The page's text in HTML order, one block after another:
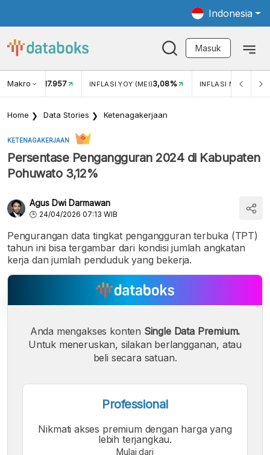
Indonesia
Masuk
Makro
USD/IDR 17.957 INFLASI YOY (MEI)3,08% INFLASI MOM (MEI)
Home Data Stories Ketenagakerjaan
KETENAGAKERJAAN
Persentase Pengangguran 2024 di Kabupaten
Pohuwato 3,12%
Agus Dwi Darmawan
24/04/2026 07:13 WIB
Pengurangan data tingkat pengangguran terbuka (TPT)
tahun ini bisa tergambar dari kondisi jumlah angkatan
kerja dan jumlah penduduk yang bekerja.
A
Font
A
Font
Sedang
A
Font
Besar
Anda mengakses konten Single Data Premium.
Untuk meneruskan, silakan berlangganan, atau
beli secara satuan.
Professional
Nikmati akses premium dengan harga yang
lebih terjangkau.
Mulai dari